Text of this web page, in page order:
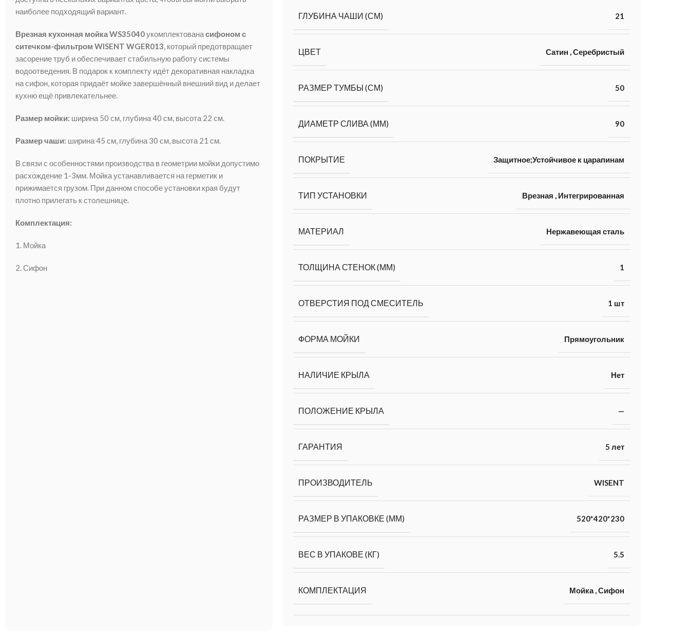
наиболее подходящий вариант.
Врезная кухонная мойка WS35040укомплектованасифоном с
ситечком-фильтром WISENT WGER013, который предотвращает
засорение труб и обеспечивает стабильную работу системы
водоотведения. В подарок к комплекту идёт декоративная накладка
на сифон, которая придаёт мойке завершённый внешний вид и делает
кухню ещё привлекательнее.
Размер мойки: ширина 50 см, глубина 40 см, высота 22 см.
Размер чаши: ширина 45 см, глубина 30 см, высота 21 см.
В связи с особенностями производства в геометрии мойки допустимо
расхождение 1-3мм. Мойка устанавливается на герметик и
прижимается грузом. При данном способе установки края будут
плотно прилегать к столешнице.
Комплектация:
1. Мойка
2. Сифон
ГЛУБИНА ЧАШИ (СМ) 21
ЦВЕТ Сатин ,Серебристый
РАЗМЕР ТУМБЫ (СМ) 50
ДИАМЕТР СЛИВА (ММ) 90
ПОКРЫТИЕ Защитное;Устойчивое к царапинам
ТИП УСТАНОВКИ Врезная , Интегрированная
МАТЕРИАЛ Нержавеющая сталь
ТОЛЩИНА СТЕНОК (ММ) 1
ОТВЕРСТИЯ ПОД СМЕСИТЕЛЬ 1 шт
ФОРМА МОЙКИ Прямоугольник
НАЛИЧИЕ КРЫЛА Нет
ПОЛОЖЕНИЕ КРЫЛА —
ГАРАНТИЯ 5 лет
ПРОИЗВОДИТЕЛЬ WISENT
РАЗМЕР В УПАКОВКЕ (ММ) 520*420*230
ВЕС В УПАКОВЕ (КГ) 5.5
КОМПЛЕКТАЦИЯ Мойка,Сифон